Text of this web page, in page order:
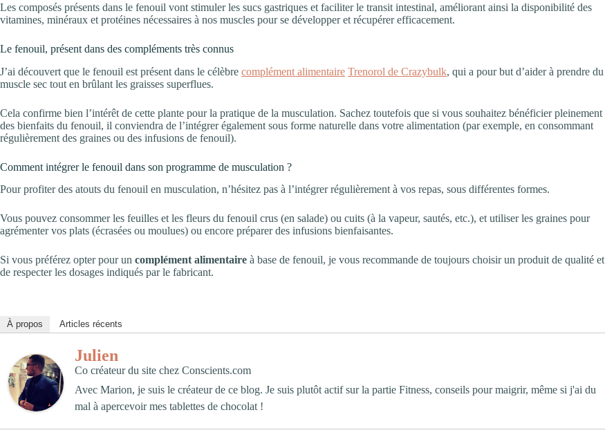
Les composés présents dans le fenouil vont stimuler les sucs gastriques et faciliter le transit intestinal, améliorant ainsi la disponibilité des
vitamines, minéraux et protéines nécessaires à nos muscles pour se développer et récupérer efficacement.
Le fenouil, présent dans des compléments très connus
J’ai découvert que le fenouil est présent dans le célèbre complément alimentaire Trenorol de Crazybulk, qui a pour but d’aider à prendre du
muscle sec tout en brûlant les graisses superflues.
Cela confirme bien l’intérêt de cette plante pour la pratique de la musculation. Sachez toutefois que si vous souhaitez bénéficier pleinement
des bienfaits du fenouil, il conviendra de l’intégrer également sous forme naturelle dans votre alimentation (par exemple, en consommant
régulièrement des graines ou des infusions de fenouil).
Comment intégrer le fenouil dans son programme de musculation ?
Pour profiter des atouts du fenouil en musculation, n’hésitez pas à l’intégrer régulièrement à vos repas, sous différentes formes.
Vous pouvez consommer les feuilles et les fleurs du fenouil crus (en salade) ou cuits (à la vapeur, sautés, etc.), et utiliser les graines pour
agrémenter vos plats (écrasées ou moulues) ou encore préparer des infusions bienfaisantes.
Si vous préférez opter pour un complément alimentaire à base de fenouil, je vous recommande de toujours choisir un produit de qualité et
de respecter les dosages indiqués par le fabricant.
À propos Articles récents
Julien
Co créateur du site chez Conscients.com
Avec Marion, je suis le créateur de ce blog. Je suis plutôt actif sur la partie Fitness, conseils pour maigrir, même si j'ai du
mal à apercevoir mes tablettes de chocolat !